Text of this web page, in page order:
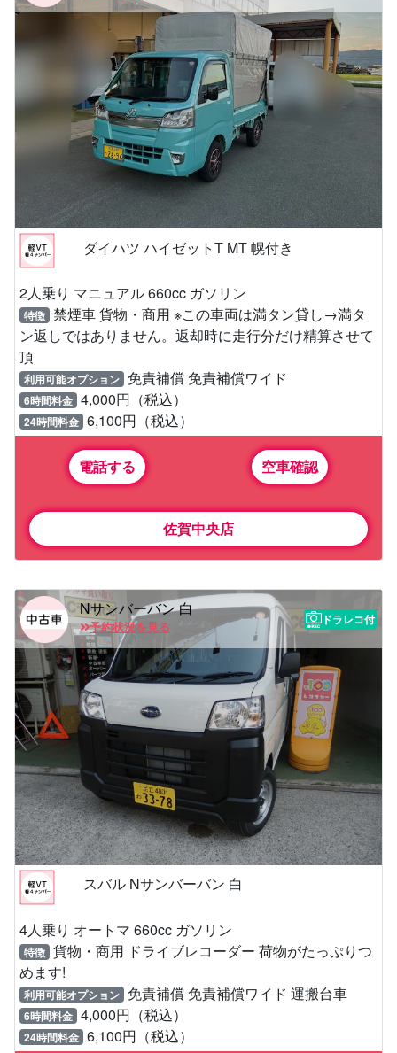
ダイハツ ハイゼットT MT 幌付き
2人乗り マニュアル 660cc ガソリン
特徴 禁煙車 貨物・商用 ※この車両は満タン貸し→満タ
ン返しではありません。返却時に走行分だけ精算させて
頂
利用可能オプション 免責補償 免責補償ワイド
6時間料金 4,000円（税込）
24時間料金 6,100円（税込）
電話する 空車確認
佐賀中央店
Nサンバーバン 白
予約状況を見る
ドラレコ付
スバル Nサンバーバン 白
4人乗り オートマ 660cc ガソリン
特徴 貨物・商用 ドライブレコーダー 荷物がたっぷりつ
めます!
利用可能オプション 免責補償 免責補償ワイド 運搬台車
6時間料金 4,000円（税込）
24時間料金 6,100円（税込）